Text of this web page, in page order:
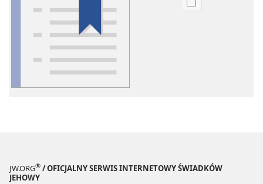
Ustawienia
JW.ORG® / OFICJALNY SERWIS INTERNETOWY ŚWIADKÓW
JEHOWY